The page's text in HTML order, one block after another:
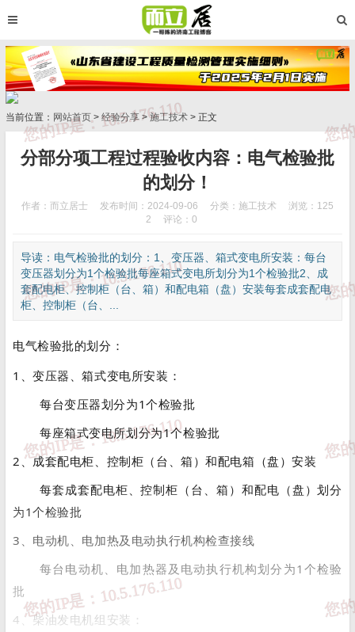
当前位置： 网站首页 > 经验分享 >施工技术 > 正文
分部分项工程过程验收内容：电气检验批
的划分！
作者：而立居士 发布时间：2024-09-06 分类： 施工技术
浏览：125
2
评论：0
导读：电气检验批的划分：1、变压器、箱式变电所安装：每台
变压器划分为1个检验批每座箱式变电所划分为1个检验批2、成
套配电柜、控制柜（台、箱）和配电箱（盘）安装每套成套配电
柜、控制柜（台、...
电气检验批的划分：
1、变压器、箱式变电所安装：
每台变压器划分为1个检验批
每座箱式变电所划分为1个检验批
2、成套配电柜、控制柜（台、箱）和配电箱（盘）安装
每套成套配电柜、控制柜（台、箱）和配电（盘）划分
为1个检验批
3、电动机、电加热及电动执行机构检查接线
每台电动机、电加热器及电动执行机构划分为1个检验
批
4、柴油发电机组安装：